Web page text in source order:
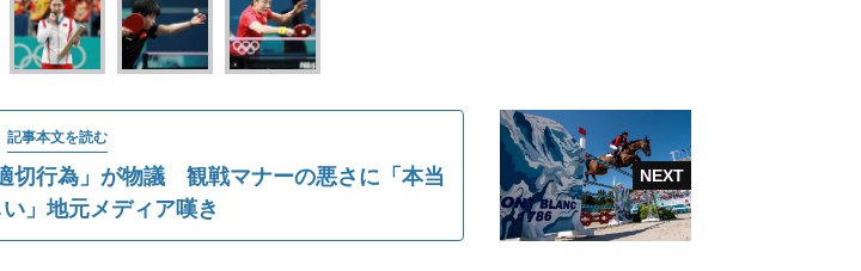
記事本文を読む
切行為」が物議 観戦マナーの悪さに「本当
」地元メディア嘆き